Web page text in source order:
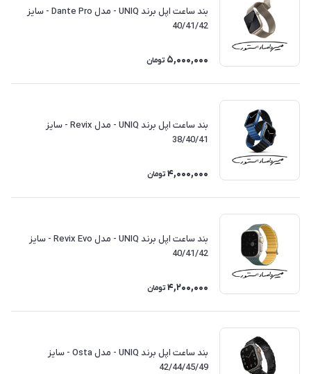
بند ساعت اپل برند UNIQ - مدل Dante Pro - سایز
40/41/42
5,000,000 تومان
بند ساعت اپل برند UNIQ - مدل Revix - سایز
38/40/41
4,000,000 تومان
بند ساعت اپل برند UNIQ - مدل Revix Evo - سایز
40/41/42
4,200,000 تومان
بند ساعت اپل برند UNIQ - مدل Osta - سایز
42/44/45/49